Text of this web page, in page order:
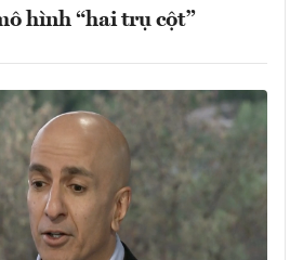
hình “hai trụ cột”